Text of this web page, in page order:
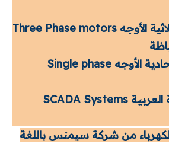
كورس المحركات ثلاثية الأوجه Three Phase motors
كورس المحركات أحادية الأوجه Single phase
كورس سكادا باللغة العربية SCADA Systems
من شركة سيمنس باللغة